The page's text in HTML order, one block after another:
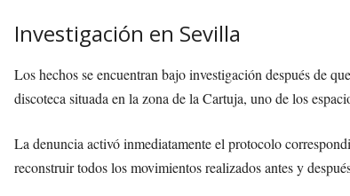
Investigación en Sevilla
Los hechos se encuentran bajo investigación después de
discoteca situada en la zona de la Cartuja, uno de los
La denuncia activó inmediatamente el protocolo
reconstruir todos los movimientos realizados antes y